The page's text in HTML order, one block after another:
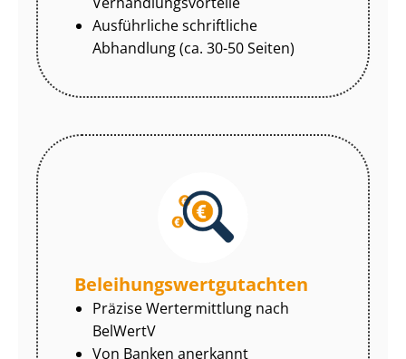
Ausführliche schriftliche
Abhandlung (ca. 30-50 Seiten)
Be­lei­hungs­wert­gut­ach­ten
Präzise Wertermittlung nach
BelWertV
Von Banken anerkannt